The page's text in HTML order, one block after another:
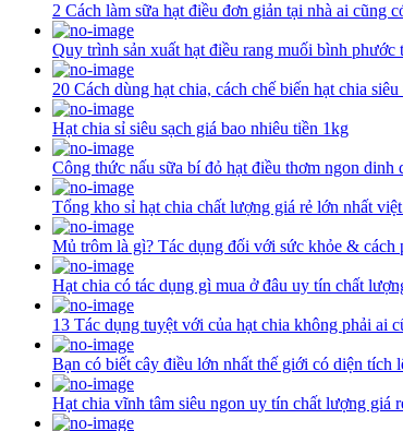
2 Cách làm sữa hạt điều đơn giản tại nhà ai cũng
Quy trình sản xuất hạt điều rang muối bình phước
20 Cách dùng hạt chia, cách chế biến hạt chia
Hạt chia sỉ siêu sạch giá bao nhiêu tiền 1kg
Công thức nấu sữa bí đỏ hạt điều thơm ngon dinh
Tổng kho sỉ hạt chia chất lượng giá rẻ lớn nhất
Mủ trôm là gì? Tác dụng đối với sức khỏe & cách
Hạt chia có tác dụng gì mua ở đâu uy tín chất
13 Tác dụng tuyệt với của hạt chia không phải ai
Bạn có biết cây điều lớn nhất thế giới có diện tích
Hạt chia vĩnh tâm siêu ngon uy tín chất lượng giá